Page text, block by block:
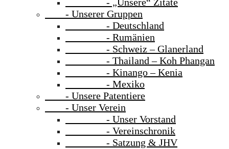
- Unserer Gruppen
- Deutschland
- Rumänien
- Schweiz – Glanerland
- Thailand – Koh Phangan
- Kinango – Kenia
- Mexiko
- Unsere Patentiere
- Unser Verein
- Unser Vorstand
- Vereinschronik
- Satzung & JHV